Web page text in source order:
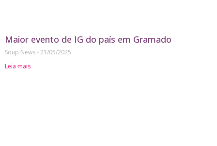
Maior evento de IG do país em Gramado
Soup News 21/05/2025
Leia mais